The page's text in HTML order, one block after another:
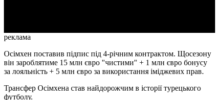
реклама
Осімхен поставив підпис під 4-річним контрактом. Щосезону
він зароблятиме 15 млн євро "чистими" + 1 млн євро бонусу
за лояльність + 5 млн євро за використання іміджевих прав.
Трансфер Осімхена став найдорожчим в історії турецького
футболу.